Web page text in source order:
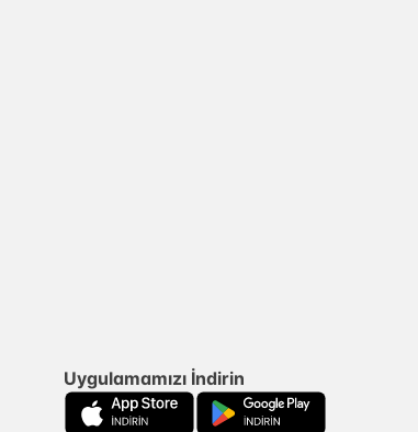
Uygulamamızı İndirin